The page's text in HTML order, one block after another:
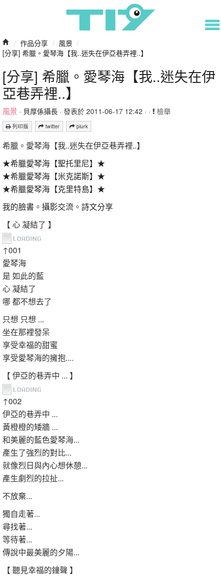
/ 作品分享 / 風景 /
[分享] 希臘。愛琴海【我..迷失在伊亞巷弄裡..】
[分享] 希臘。愛琴海【我..迷失在伊
亞巷弄裡..】
風景 · 貝厚係攝長 · 發表於 2011-06-17 12:42 · · 檢舉
列印版 twitter plurk
希臘。愛琴海【我..迷失在伊亞巷弄裡..】
★希臘愛琴海【聖托里尼】★
★希臘愛琴海【米克諾斯】★
★希臘愛琴海【克里特島】★
我的臉書 。 攝影交流 。 詩文分享
【 心 凝結了 】
↑001
愛琴海
是 如此的藍
心 凝結了
哪 都不想去了
只想 只想 ...
坐在那裡發呆
享受幸福的甜蜜
享受愛琴海的擁抱....
【 伊亞的巷弄中 ... 】
↑002
伊亞的巷弄中 ...
黃橙橙的矮牆 ...
和美麗的藍色愛琴海...
產生了強烈的對比...
就像烈日與內心想休憩...
產生劇烈的拉扯...
不放棄...
獨自走著...
尋找著...
等待著...
傳說中最美麗的夕陽...
【 聽見幸福的鐘聲 】